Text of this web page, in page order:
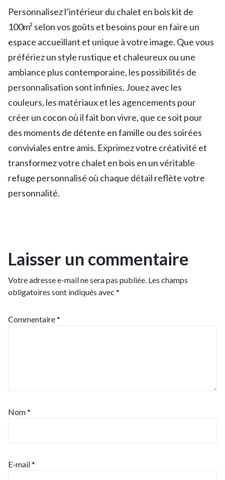
Personnalisez l’intérieur du chalet en bois kit de
100m² selon vos goûts et besoins pour en faire un
espace accueillant et unique à votre image. Que vous
préfériez un style rustique et chaleureux ou une
ambiance plus contemporaine, les possibilités de
personnalisation sont infinies. Jouez avec les
couleurs, les matériaux et les agencements pour
créer un cocon où il fait bon vivre, que ce soit pour
des moments de détente en famille ou des soirées
conviviales entre amis. Exprimez votre créativité et
transformez votre chalet en bois en un véritable
refuge personnalisé où chaque détail reflète votre
personnalité.
Laisser un commentaire
Votre adresse e-mail ne sera pas publiée. Les champs
obligatoires sont indiqués avec *
Commentaire*
Nom*
E-mail*